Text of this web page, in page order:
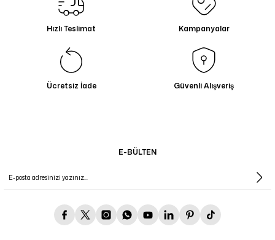
Hızlı Teslimat Kampanyalar
Ücretsiz İade Güvenli Alışveriş
E-BÜLTEN